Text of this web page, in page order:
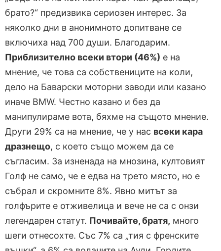
брато?“ предизвика сериозен интерес. За
няколко дни в анонимното допитване се
включиха над 700 души. Благодарим.
Приблизително всеки втори (46%) е на
мнение, че това са собствениците на коли,
дело на Баварски моторни заводи или казано
иначе BMW. Честно казано и без да
манипулираме вота, бяхме на същото мнение.
Други 29% са на мнение, че у нас всеки кара
дразнещо, с което също можем да се
съгласим. За изненада на мнозина, култовият
Голф не само, че е едва на трето място, но е
събрал и скромните 8%. Явно митът за
голфърите е отживелица и вече не са с онзи
легендарен статут. Почивайте, братя, много
шеги отнесохте. Със 7% са „тия с френските